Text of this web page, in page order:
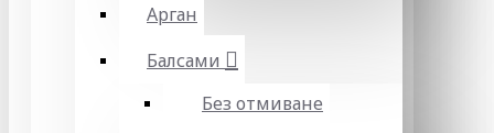
Арган
Балсами
Без отмиване